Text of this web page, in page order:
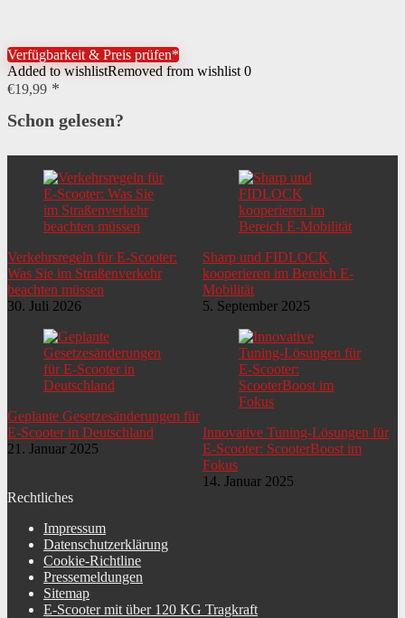
Verfügbarkeit & Preis prüfen*
Added to wishlistRemoved from wishlist 0
€19,99
Schon gelesen?
Verkehrsregeln für E-Scooter:
Was Sie im Straßenverkehr
beachten müssen
30. Juli 2026
Sharp und FIDLOCK
kooperieren im Bereich E-
Mobilität
5. September 2025
Geplante Gesetzesänderungen für
E-Scooter in Deutschland
21. Januar 2025
Innovative Tuning-Lösungen für
E-Scooter: ScooterBoost im
Fokus
14. Januar 2025
Rechtliches
Impressum
Datenschutzerklärung
Cookie-Richtline
Pressemeldungen
Sitemap
E-Scooter mit über 120 KG Tragkraft